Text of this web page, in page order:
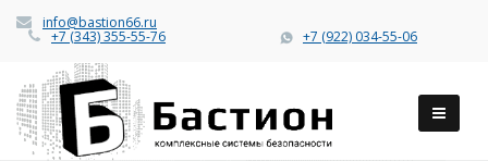
info@bastion66.ru
+7 (343) 355-55-76 +7 (922) 034-55-06